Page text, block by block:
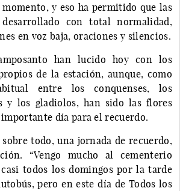
y eso ha permitido que las
con total normalidad,
en voz baja, oraciones y silencios.
han lucido hoy con los
de la estación, aunque, como
entre los conquenses, los
y los gladiolos, han sido las flores
día para el recuerdo.
todo, una jornada de recuerdo,
“Vengo mucho al cementerio
todos los domingos por la tarde
pero en este día de Todos los